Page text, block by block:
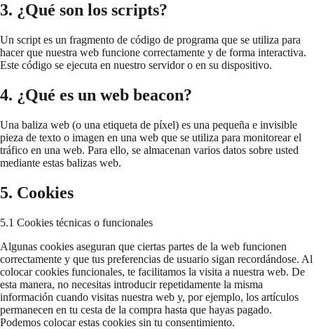
3. ¿Qué son los scripts?
Un script es un fragmento de código de programa que se utiliza para
hacer que nuestra web funcione correctamente y de forma interactiva.
Este código se ejecuta en nuestro servidor o en su dispositivo.
4. ¿Qué es un web beacon?
Una baliza web (o una etiqueta de píxel) es una pequeña e invisible
pieza de texto o imagen en una web que se utiliza para monitorear el
tráfico en una web. Para ello, se almacenan varios datos sobre usted
mediante estas balizas web.
5. Cookies
5.1 Cookies técnicas o funcionales
Algunas cookies aseguran que ciertas partes de la web funcionen
correctamente y que tus preferencias de usuario sigan recordándose. Al
colocar cookies funcionales, te facilitamos la visita a nuestra web. De
esta manera, no necesitas introducir repetidamente la misma
información cuando visitas nuestra web y, por ejemplo, los artículos
permanecen en tu cesta de la compra hasta que hayas pagado.
Podemos colocar estas cookies sin tu consentimiento.